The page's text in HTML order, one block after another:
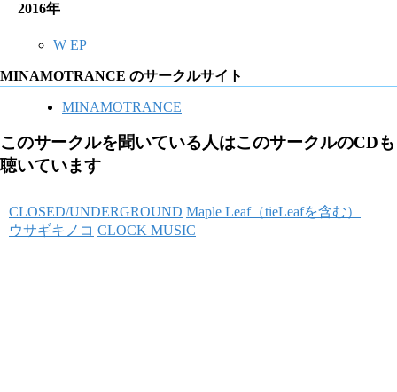
2016年
W EP
MINAMOTRANCE のサークルサイト
MINAMOTRANCE
このサークルを聞いている人はこのサークルのCDも
聴いています
CLOSED/UNDERGROUND Maple Leaf（tieLeafを含む）
ウサギキノコ CLOCK MUSIC